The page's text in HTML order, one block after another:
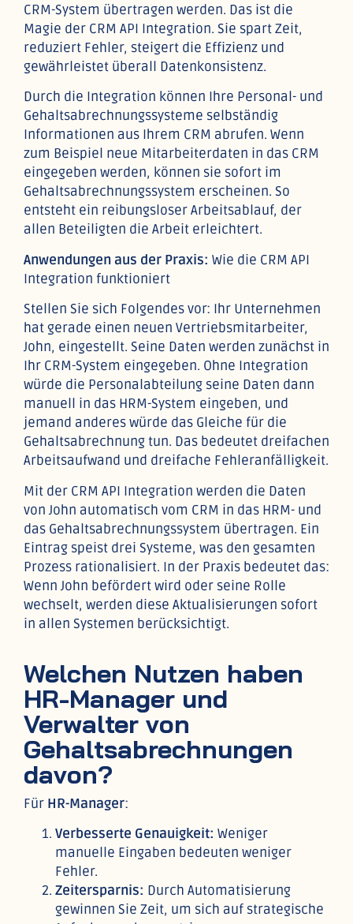
CRM-System übertragen werden. Das ist die
Magie der CRM API Integration. Sie spart Zeit,
reduziert Fehler, steigert die Effizienz und
gewährleistet überall Datenkonsistenz.
Durch die Integration können Ihre Personal- und
Gehaltsabrechnungssysteme selbständig
Informationen aus Ihrem CRM abrufen. Wenn
zum Beispiel neue Mitarbeiterdaten in das CRM
eingegeben werden, können sie sofort im
Gehaltsabrechnungssystem erscheinen. So
entsteht ein reibungsloser Arbeitsablauf, der
allen Beteiligten die Arbeit erleichtert.
Anwendungen aus der Praxis: Wie die CRM API
Integration funktioniert
Stellen Sie sich Folgendes vor: Ihr Unternehmen
hat gerade einen neuen Vertriebsmitarbeiter,
John, eingestellt. Seine Daten werden zunächst in
Ihr CRM-System eingegeben. Ohne Integration
würde die Personalabteilung seine Daten dann
manuell in das HRM-System eingeben, und
jemand anderes würde das Gleiche für die
Gehaltsabrechnung tun. Das bedeutet dreifachen
Arbeitsaufwand und dreifache Fehleranfälligkeit.
Mit der CRM API Integration werden die Daten
von John automatisch vom CRM in das HRM- und
das Gehaltsabrechnungssystem übertragen. Ein
Eintrag speist drei Systeme, was den gesamten
Prozess rationalisiert. In der Praxis bedeutet das:
Wenn John befördert wird oder seine Rolle
wechselt, werden diese Aktualisierungen sofort
in allen Systemen berücksichtigt.
Welchen Nutzen haben
HR-Manager und
Verwalter von
Gehaltsabrechnungen
davon?
Für HR-Manager:
Verbesserte Genauigkeit: Weniger
manuelle Eingaben bedeuten weniger
Fehler.
Zeitersparnis: Durch Automatisierung
gewinnen Sie Zeit, um sich auf strategische